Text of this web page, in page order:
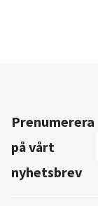
Prenumerera
på vårt
nyhetsbrev